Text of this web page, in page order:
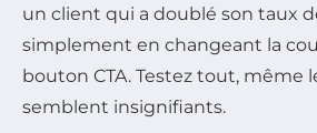
un client qui a doublé son taux
simplement en changeant la
bouton CTA. Testez tout, même
semblent insignifiants.